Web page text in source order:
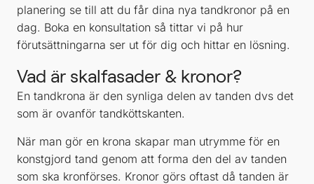
planering se till att du får dina nya tandkronor på en
dag. Boka en konsultation så tittar vi på hur
förutsättningarna ser ut för dig och hittar en lösning.
Vad är skalfasader & kronor?
En tandkrona är den synliga delen av tanden dvs det
som är ovanför tandköttskanten.
När man gör en krona skapar man utrymme för en
konstgjord tand genom att forma den del av tanden
som ska kronförses. Kronor görs oftast då tanden är